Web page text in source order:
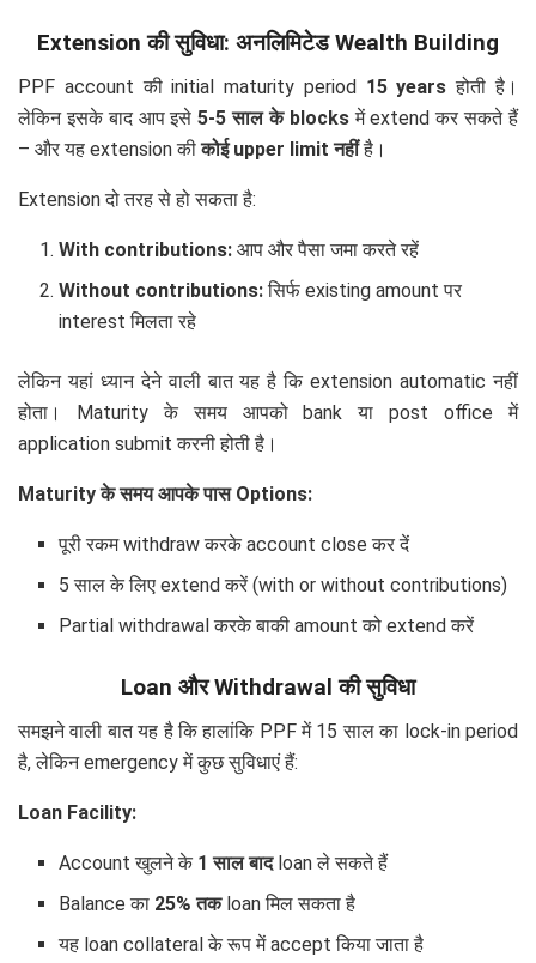
Extension की सुविधा: अनलिमिटेड Wealth Building
PPF account की initial maturity period 15 years होती है।
लेकिन इसके बाद आप इसे5-5 साल के blocksमें extend कर सकते हैं
– और यह extension कीकोई upper limit नहींहै।
Extension दो तरह से हो सकता है:
With contributions: आप और पैसा जमा करते रहें
Without contributions:सिर्फ existing amount पर
interest मिलता रहे
लेकिन यहां ध्यान देने वाली बात यह है कि extension automatic नहीं
होता। Maturity के समय आपको bank या post office में
application submit करनी होती है।
Maturity के समय आपके पास Options:
पूरी रकम withdraw करके account close कर दें
5 साल के लिए extend करें (with or without contributions)
Partial withdrawal करके बाकी amount को extend करें
Loan और Withdrawal की सुविधा
समझने वाली बात यह है कि हालांकि PPF में 15 साल का lock-in period
है, लेकिन emergency में कुछ सुविधाएं हैं:
Loan Facility:
Account खुलने के 1 साल बादloan ले सकते हैं
Balance का 25% तकloan मिल सकता है
यह loan collateral के रूप में accept किया जाता है